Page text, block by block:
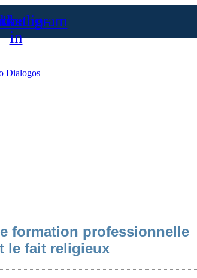
in
Instagram
formation professionnelle
le fait religieux